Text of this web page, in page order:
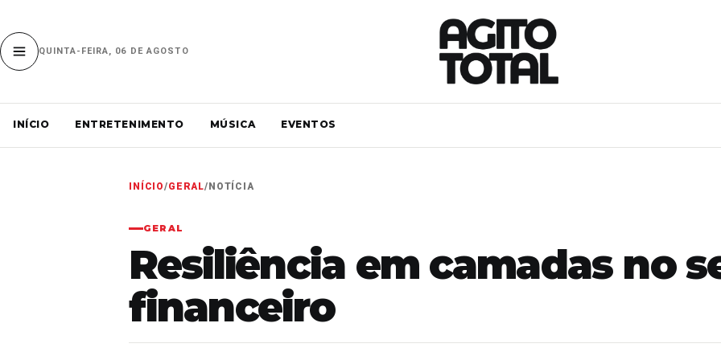
QUINTA-FEIRA, 06 DE AGOSTO
INÍCIO ENTRETENIMENTO MÚSICA EVENTOS
INÍCIO/GERAL/ NOTÍCIA
GERAL
Resiliência em camadas no
financeiro